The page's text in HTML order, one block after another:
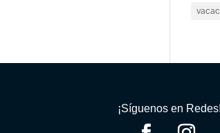
¡Síguenos en Redes!